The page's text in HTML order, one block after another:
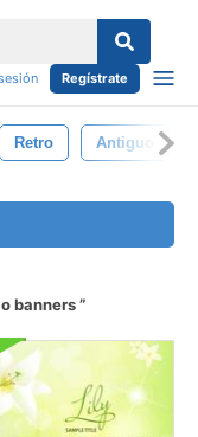
Regístrate
Retro Antiguo
banners